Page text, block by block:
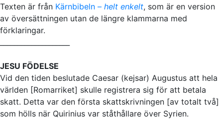
Texten är från Kärnbibeln – helt enkelt, som är en version
av översättningen utan de längre klammarna med
förklaringar.
JESU FÖDELSE
Vid den tiden beslutade Caesar (kejsar) Augustus att hela
världen [Romarriket] skulle registrera sig för att betala
skatt. Detta var den första skattskrivningen [av totalt två]
som hölls när Quirinius var ståthållare över Syrien.